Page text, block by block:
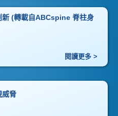
新 (轉載自ABCspine 脊柱身
閱讀更多 >
脅